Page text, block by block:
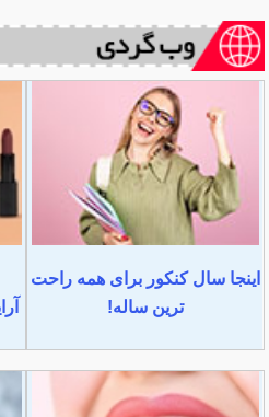
اینجا سال کنکور برای همه راحت
ترین ساله!